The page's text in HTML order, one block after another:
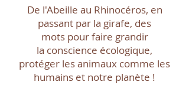
De l'Abeille au Rhinocéros, en
passant par la girafe, des
mots pour faire grandir
la conscience écologique,
protéger les animaux comme les
humains et notre planète !